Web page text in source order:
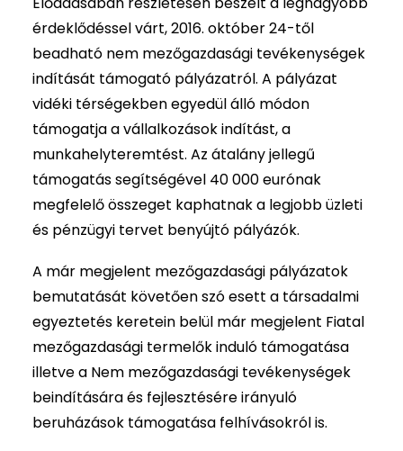
érdeklődéssel várt, 2016. október 24-től
beadható nem mezőgazdasági tevékenységek
indítását támogató pályázatról. A pályázat
vidéki térségekben egyedül álló módon
támogatja a vállalkozások indítást, a
munkahelyteremtést. Az átalány jellegű
támogatás segítségével 40 000 eurónak
megfelelő összeget kaphatnak a legjobb üzleti
és pénzügyi tervet benyújtó pályázók.
A már megjelent mezőgazdasági pályázatok
bemutatását követően szó esett a társadalmi
egyeztetés keretein belül már megjelent Fiatal
mezőgazdasági termelők induló támogatása
illetve a Nem mezőgazdasági tevékenységek
beindítására és fejlesztésére irányuló
beruházások támogatása felhívásokról is.